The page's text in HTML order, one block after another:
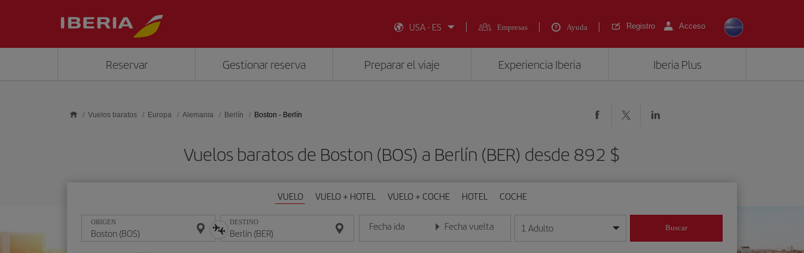
USA - ES
Empresas Ayuda Registro Acceso
Reservar Gestionar reserva Preparar el viaje Experiencia Iberia Iberia Plus
Vuelos baratos Europa Alemania Berlín Boston - Berlín
Vuelos baratos de Boston (BOS) a Berlín (BER) desde 892 $
VUELO VUELO + HOTEL VUELO + COCHE HOTEL COCHE
ORIGEN DESTINO Fecha ida
Introduce la fecha en formato día/mes/año
Fecha vuelta
Introduce la fecha en formato día/mes/año
1 Adulto Buscar